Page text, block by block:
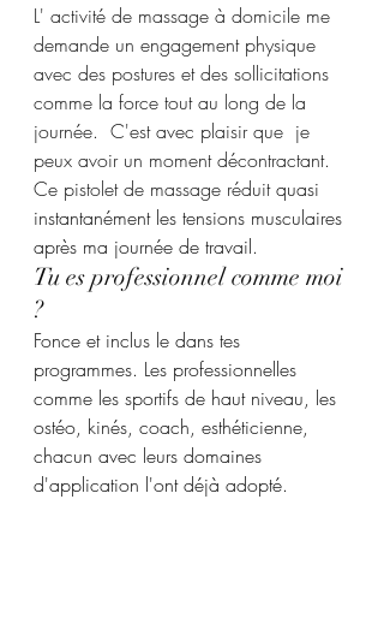
L' activité de massage à domicile me
demande un engagement physique
avec des postures et des sollicitations
comme la force tout au long de la
journée.  C'est avec plaisir que  je
peux avoir un moment décontractant.
Ce pistolet de massage réduit quasi
instantanément les tensions musculaires
après ma journée de travail.
Tu es professionnel comme moi
?
Fonce et inclus le dans tes
programmes. Les professionnelles
comme les sportifs de haut niveau, les
ostéo, kinés, coach, esthéticienne,
chacun avec leurs domaines
d'application l'ont déjà adopté.